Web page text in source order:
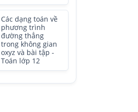
Các dạng toán về
phương trình
đường thẳng
trong không gian
oxyz và bài tập -
Toán lớp 12